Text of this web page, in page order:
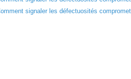
signaler les défectuosités